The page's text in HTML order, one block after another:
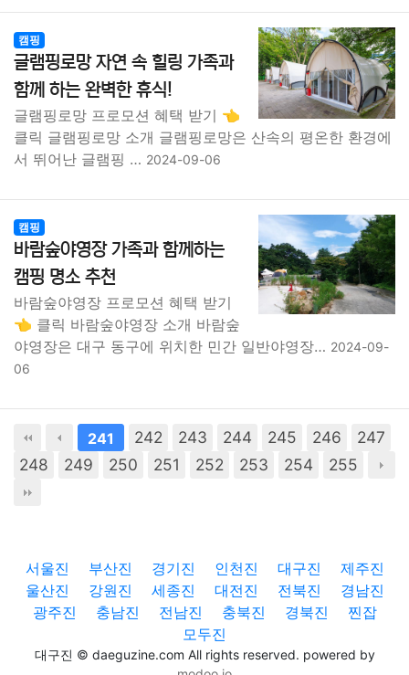
캠핑
글램핑로망 자연 속 힐링 가족과
함께 하는 완벽한 휴식!
글램핑로망 프로모션 혜택 받기 👈
클릭 글램핑로망 소개 글램핑로망은 산속의 평온한 환경에
서 뛰어난 글램핑 … 2024-09-06
캠핑
바람숲야영장 가족과 함께하는
캠핑 명소 추천
바람숲야영장 프로모션 혜택 받기
👈 클릭 바람숲야영장 소개 바람숲
야영장은 대구 동구에 위치한 민간 일반야영장… 2024-09-
06
241 242 243 244 245 246
247
248
249 250 251 252 253 254 255
서울진 부산진 경기진 인천진 대구진
제주진
울산진
강원진 세종진 대전진 전북진
경남진
광주진
충남진 전남진 충북진 경북진
찐잡
모두진
대구진 © daeguzine.com All rights reserved. powered by